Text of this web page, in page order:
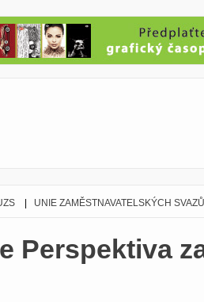
UNIE ZAMĚSTNAVATELSKÝCH SVAZŮ
Perspektiva